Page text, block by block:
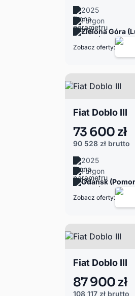
2025
Furgon
Zielona Góra
Zobacz oferty:
Fiat Doblo III
73 600 zł
90 528 zł brutto
2025
Furgon
Gdańsk
Zobacz oferty:
Fiat Doblo III
87 900 zł
108 117 zł brutto